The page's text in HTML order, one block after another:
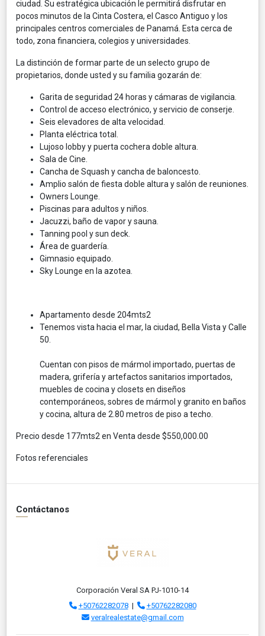
ciudad. Su estratégica ubicación le permitirá disfrutar en
pocos minutos de la Cinta Costera, el Casco Antiguo y los
principales centros comerciales de Panamá. Esta cerca de
todo, zona financiera, colegios y universidades.
La distinción de formar parte de un selecto grupo de
propietarios, donde usted y su familia gozarán de:
Garita de seguridad 24 horas y cámaras de vigilancia.
Control de acceso electrónico, y servicio de conserje.
Seis elevadores de alta velocidad.
Planta eléctrica total.
Lujoso lobby y puerta cochera doble altura.
Sala de Cine.
Cancha de Squash y cancha de baloncesto.
Amplio salón de fiesta doble altura y salón de reuniones.
Owners Lounge.
Piscinas para adultos y niños.
Jacuzzi, baño de vapor y sauna.
Tanning pool y sun deck.
Área de guardería.
Gimnasio equipado.
Sky Lounge en la azotea.
Apartamento desde 204mts2
Tenemos vista hacia el mar, la ciudad, Bella Vista y Calle
50.
Cuentan con pisos de mármol importado, puertas de
madera, grifería y artefactos sanitarios importados,
muebles de cocina y closets en diseños
contemporáneos, sobres de mármol y granito en baños
y cocina, altura de 2.80 metros de piso a techo.
Precio desde 177mts2 en Venta desde $550,000.00
Fotos referenciales
Contáctanos
Corporación Veral SA PJ-1010-14
+50762282078|
+50762282080
veralrealestate@gmail.com